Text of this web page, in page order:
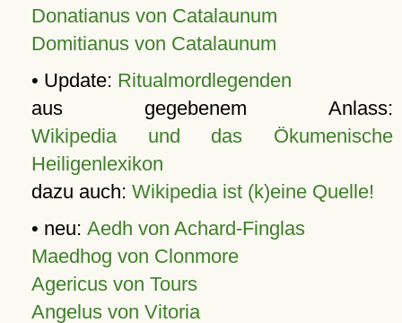
Donatianus von Catalaunum
Domitianus von Catalaunum
• Update: Ritualmordlegenden
aus gegebenem Anlass:
Wikipedia und das Ökumenische
Heiligenlexikon
dazu auch: Wikipedia ist (k)eine Quelle!
• neu: Aedh von Achard-Finglas
Maedhog von Clonmore
Agericus von Tours
Angelus von Vitoria